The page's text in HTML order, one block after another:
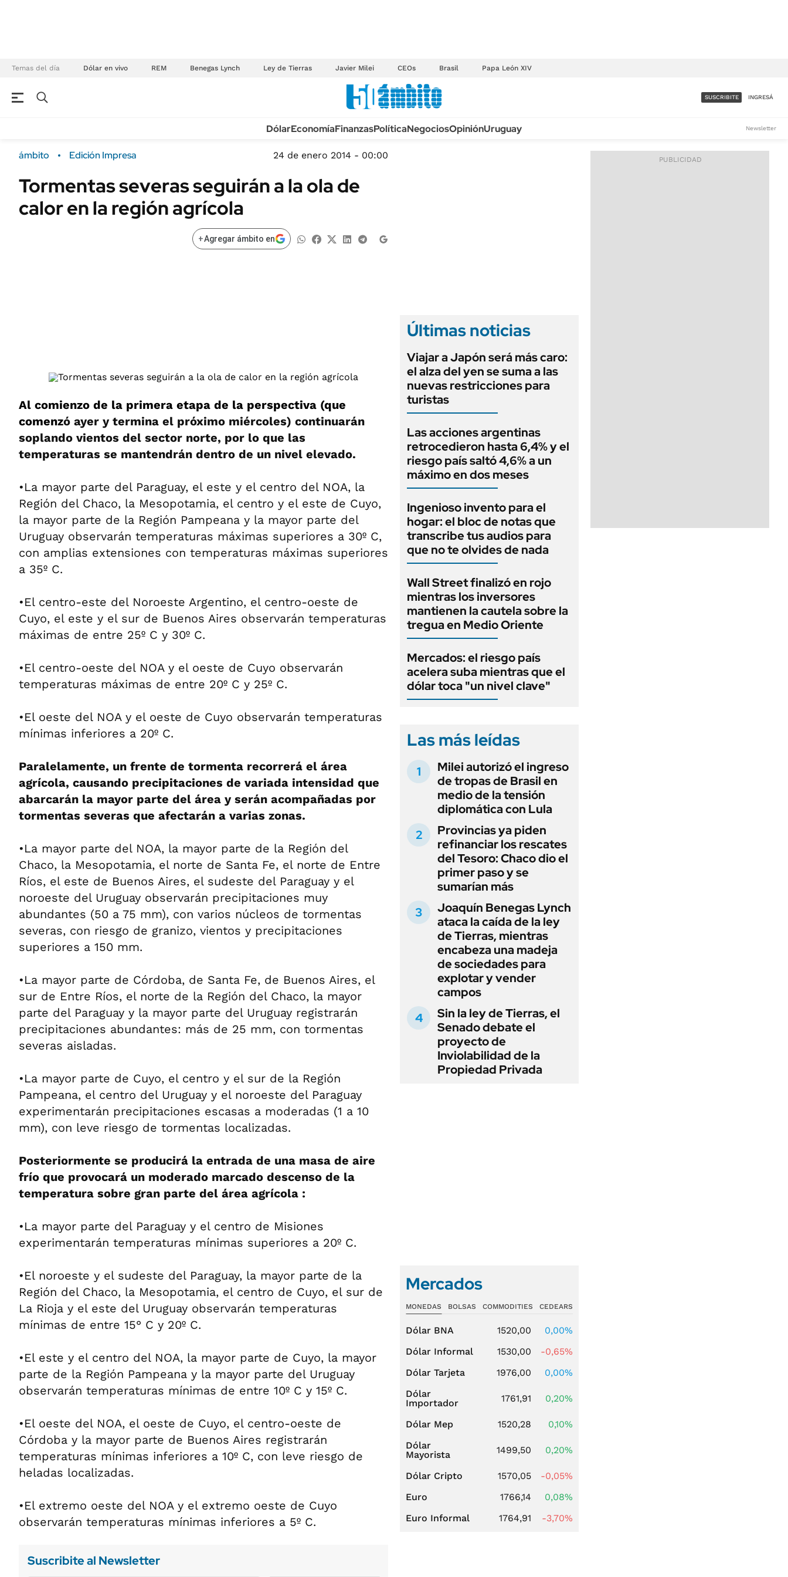
Temas del día Dólar en vivo REM Benegas Lynch Ley de Tierras Javier Milei CEOs Brasil Papa León XIV
Campo
FINANZAS
Sustentabilidad
ENERGY REPORT
POLÍTICA
TECNOLOGÍA
MÉXICO
MUNDO
ACCESO FULL - $1.800/MES
SUSCRIBITE INGRESÁ
DólarEconomíaFinanzasPolíticaNegociosOpiniónUruguay Newsletter
ámbito Edición Impresa 24 de enero 2014 - 00:00
Tormentas severas seguirán a la ola de
calor en la región agrícola
+Agregar ámbito en
Al comienzo de la primera etapa de la perspectiva (que
comenzó ayer y termina el próximo miércoles) continuarán
soplando vientos del sector norte, por lo que las
temperaturas se mantendrán dentro de un nivel elevado.
•La mayor parte del Paraguay, el este y el centro del NOA, la
Región del Chaco, la Mesopotamia, el centro y el este de Cuyo,
la mayor parte de la Región Pampeana y la mayor parte del
Uruguay observarán temperaturas máximas superiores a 30º C,
con amplias extensiones con temperaturas máximas superiores
a 35º C.
•El centro-este del Noroeste Argentino, el centro-oeste de
Cuyo, el este y el sur de Buenos Aires observarán temperaturas
máximas de entre 25º C y 30º C.
•El centro-oeste del NOA y el oeste de Cuyo observarán
temperaturas máximas de entre 20º C y 25º C.
•El oeste del NOA y el oeste de Cuyo observarán temperaturas
mínimas inferiores a 20º C.
Paralelamente, un frente de tormenta recorrerá el área
agrícola, causando precipitaciones de variada intensidad que
abarcarán la mayor parte del área y serán acompañadas por
tormentas severas que afectarán a varias zonas.
•La mayor parte del NOA, la mayor parte de la Región del
Chaco, la Mesopotamia, el norte de Santa Fe, el norte de Entre
Ríos, el este de Buenos Aires, el sudeste del Paraguay y el
noroeste del Uruguay observarán precipitaciones muy
abundantes (50 a 75 mm), con varios núcleos de tormentas
severas, con riesgo de granizo, vientos y precipitaciones
superiores a 150 mm.
•La mayor parte de Córdoba, de Santa Fe, de Buenos Aires, el
sur de Entre Ríos, el norte de la Región del Chaco, la mayor
parte del Paraguay y la mayor parte del Uruguay registrarán
precipitaciones abundantes: más de 25 mm, con tormentas
severas aisladas.
•La mayor parte de Cuyo, el centro y el sur de la Región
Pampeana, el centro del Uruguay y el noroeste del Paraguay
experimentarán precipitaciones escasas a moderadas (1 a 10
mm), con leve riesgo de tormentas localizadas.
Posteriormente se producirá la entrada de una masa de aire
frío que provocará un moderado marcado descenso de la
temperatura sobre gran parte del área agrícola :
•La mayor parte del Paraguay y el centro de Misiones
experimentarán temperaturas mínimas superiores a 20º C.
•El noroeste y el sudeste del Paraguay, la mayor parte de la
Región del Chaco, la Mesopotamia, el centro de Cuyo, el sur de
La Rioja y el este del Uruguay observarán temperaturas
mínimas de entre 15° C y 20º C.
•El este y el centro del NOA, la mayor parte de Cuyo, la mayor
parte de la Región Pampeana y la mayor parte del Uruguay
observarán temperaturas mínimas de entre 10º C y 15º C.
•El oeste del NOA, el oeste de Cuyo, el centro-oeste de
Córdoba y la mayor parte de Buenos Aires registrarán
temperaturas mínimas inferiores a 10º C, con leve riesgo de
heladas localizadas.
•El extremo oeste del NOA y el extremo oeste de Cuyo
observarán temperaturas mínimas inferiores a 5º C.
Suscribite al Newsletter
Últimas noticias
Viajar a Japón será más caro:
el alza del yen se suma a las
nuevas restricciones para
turistas
Las acciones argentinas
retrocedieron hasta 6,4% y el
riesgo país saltó 4,6% a un
máximo en dos meses
Ingenioso invento para el
hogar: el bloc de notas que
transcribe tus audios para
que no te olvides de nada
Wall Street finalizó en rojo
mientras los inversores
mantienen la cautela sobre la
tregua en Medio Oriente
Mercados: el riesgo país
acelera suba mientras que el
dólar toca "un nivel clave"
Las más leídas
Milei autorizó el ingreso
de tropas de Brasil en
medio de la tensión
diplomática con Lula
Provincias ya piden
refinanciar los rescates
del Tesoro: Chaco dio el
primer paso y se
sumarían más
Joaquín Benegas Lynch
ataca la caída de la ley
de Tierras, mientras
encabeza una madeja
de sociedades para
explotar y vender
campos
Sin la ley de Tierras, el
Senado debate el
proyecto de
Inviolabilidad de la
Propiedad Privada
Mercados
MONEDAS BOLSAS COMMODITIES CEDEARS
Dólar BNA 1520,00
0,00%
Dólar Informal
1530,00
-0,65%
Dólar Tarjeta
1976,00
0,00%
Dólar
Importador
1761,91 0,20%
Dólar Mep 1520,28
0,10%
Dólar
Mayorista
1499,50 0,20%
Dólar Cripto 1570,05
-0,05%
Euro
1766,14
0,08%
Euro Informal
1764,91 -3,70%